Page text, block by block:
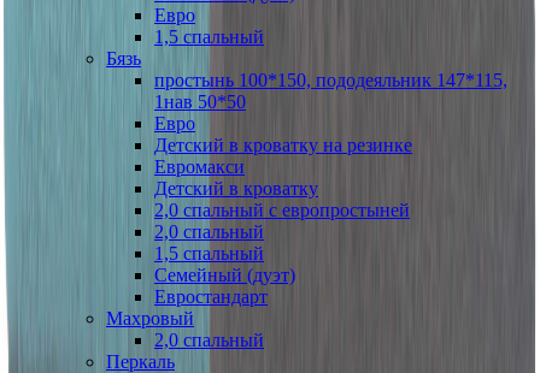
Евро
1,5 спальный
Бязь
простынь 100*150, пододеяльник 147*115,
1нав 50*50
Евро
Детский в кроватку на резинке
Евромакси
Детский в кроватку
2,0 спальный с европростыней
2,0 спальный
1,5 спальный
Семейный (дуэт)
Евростандарт
Махровый
2,0 спальный
Перкаль